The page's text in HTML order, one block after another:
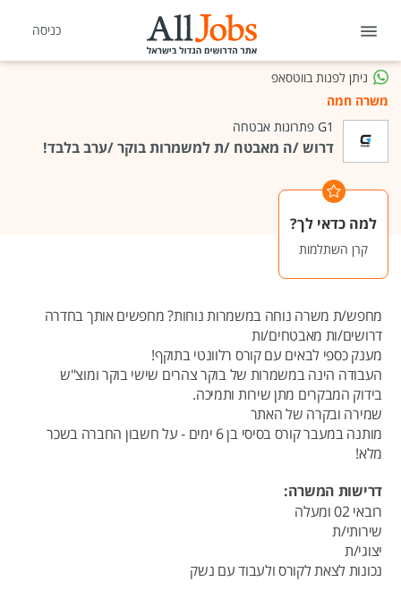
כניסה
ניתן לפנות בווטסאפ
משרה חמה
G1 פתרונות אבטחה
דרוש /ה מאבטח /ת למשמרות בוקר /ערב בלבד!
למה כדאי לך?
קרן השתלמות
מחפש/ת משרה נוחה במשמרות נוחות? מחפשים אותך בחדרה
דרושים/ות מאבטחים/ות
מענק כספי לבאים עם קורס רלוונטי בתוקף!
העבודה הינה במשמרות של בוקר צהרים שישי בוקר ומוצ"ש
בידוק המבקרים מתן שירות ותמיכה.
שמירה ובקרה של האתר
מותנה במעבר קורס בסיסי בן 6 ימים - על חשבון החברה בשכר
מלא!
דרישות המשרה:
רובאי 02 ומעלה
שירותי/ת
יצוגי/ת
נכונות לצאת לקורס ולעבוד עם נשק